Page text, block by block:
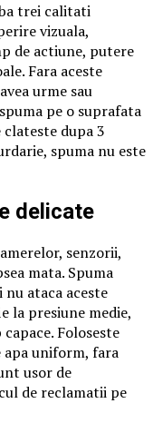
trei calitati
vizuala,
de actiune, putere
Fara aceste
urme sau
pe o suprafata
clateste dupa 3
spuma nu este
delicate
senzorii,
mata. Spuma
ataca aceste
la presiune medie,
Foloseste
apa uniform, fara
usor de
de reclamatii pe